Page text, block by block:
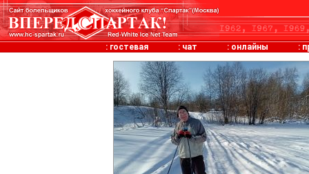
: гостевая : чат : онлайны :